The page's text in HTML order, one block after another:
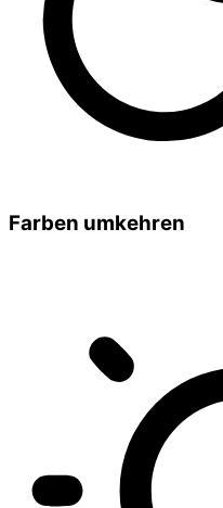
Farben umkehren